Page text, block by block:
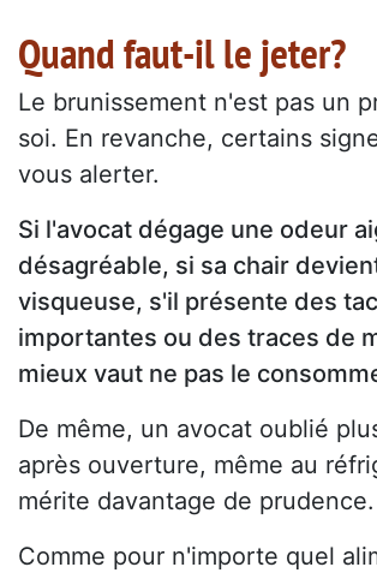
Quand faut-il le jeter?
Le brunissement n'est pas un
soi. En revanche, certains
vous alerter.
Si l'avocat dégage une odeur
désagréable, si sa chair
visqueuse, s'il présente des
importantes ou des traces de
mieux vaut ne pas le
De même, un avocat oublié
après ouverture, même au
mérite davantage de prudence.
Comme pour n'importe quel